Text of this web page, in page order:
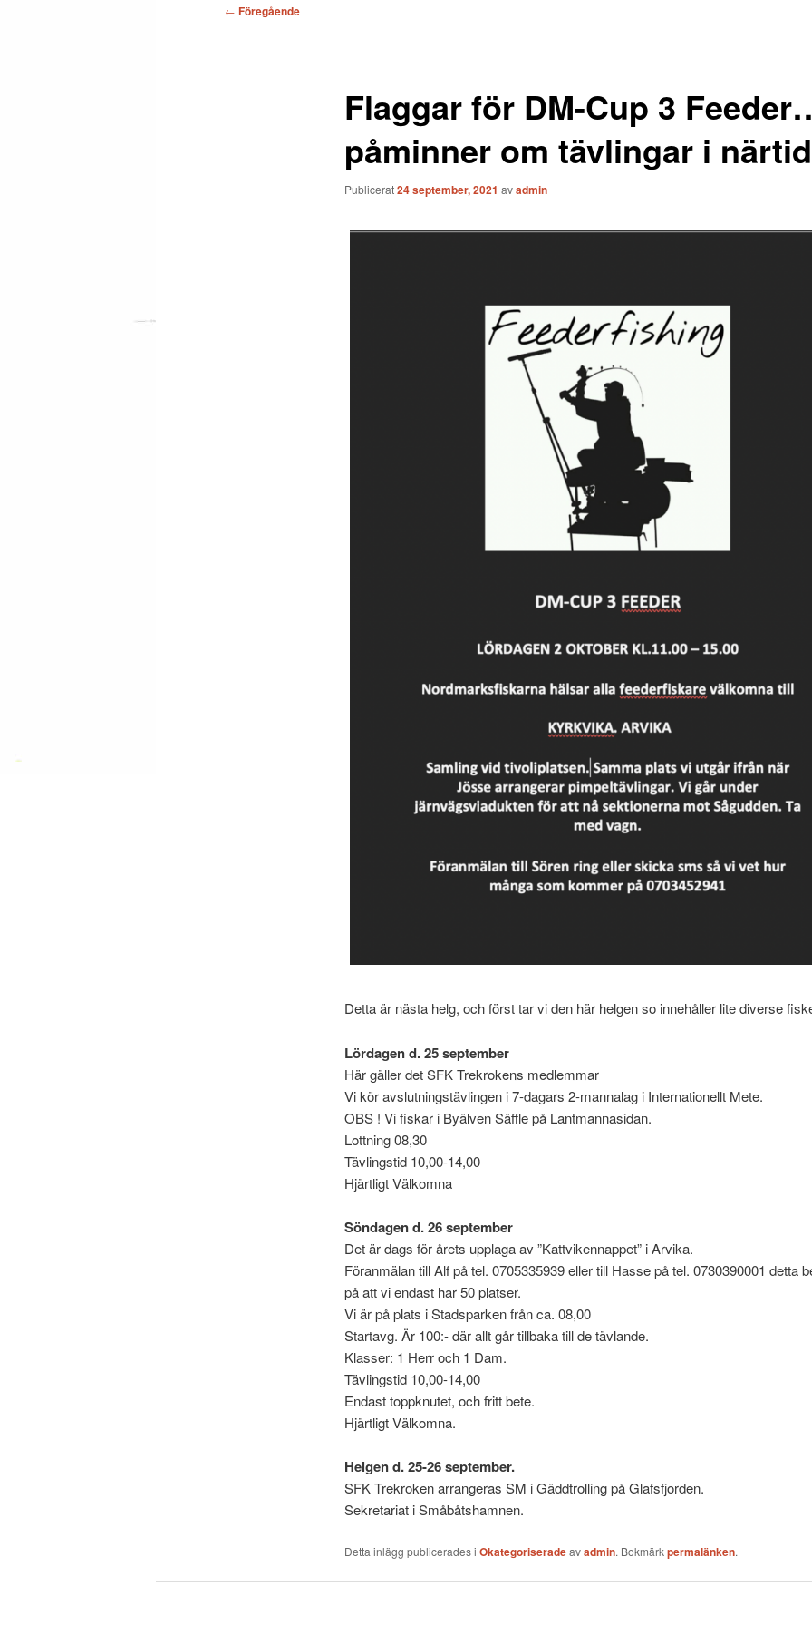
Inläggsnavigering
← Föregående
Flaggar för DM-Cup 3
påminner om tävlingar i
Publicerat24 september, 2021 avadmin
Detta är nästa helg, och först tar vi den här helgen so innehåller lite diverse
Lördagen d. 25 september
Här gäller det SFK Trekrokens medlemmar
Vi kör avslutningstävlingen i 7-dagars 2-mannalag i Internationellt Mete.
OBS ! Vi fiskar i Byälven Säffle på Lantmannasidan.
Lottning 08,30
Tävlingstid 10,00-14,00
Hjärtligt Välkomna
Söndagen d. 26 september
Det är dags för årets upplaga av ”Kattvikennappet” i Arvika.
Föranmälan till Alf på tel. 0705335939 eller till Hasse på tel. 0730390001 detta
på att vi endast har 50 platser.
Vi är på plats i Stadsparken från ca. 08,00
Startavg. Är 100:- där allt går tillbaka till de tävlande.
Klasser: 1 Herr och 1 Dam.
Tävlingstid 10,00-14,00
Endast toppknutet, och fritt bete.
Hjärtligt Välkomna.
Helgen d. 25-26 september.
SFK Trekroken arrangeras SM i Gäddtrolling på Glafsfjorden.
Sekretariat i Småbåtshamnen.
Detta inlägg publicerades i Okategoriseradeavadmin. Bokmärkpermalänken.